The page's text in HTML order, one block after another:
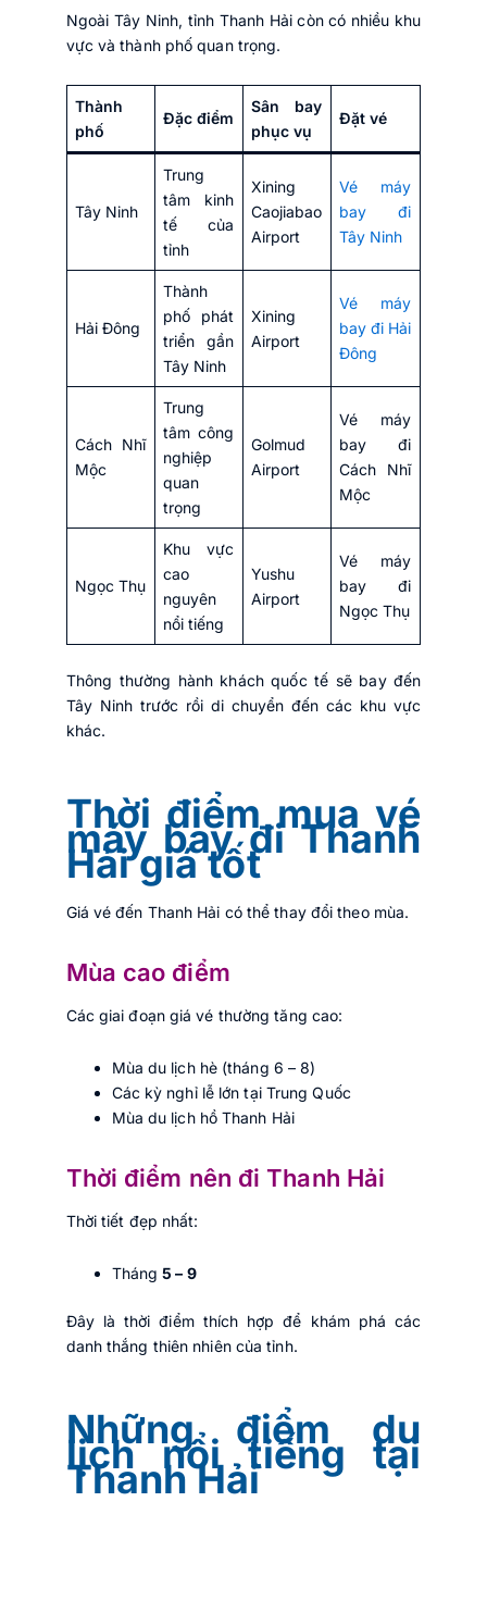
Ngoài Tây Ninh, tỉnh Thanh Hải còn có nhiều khu
vực và thành phố quan trọng.
Thành
phố
Đặc điểm
Sân bay
phục vụ
Đặt vé
Tây Ninh
Trung
tâm kinh
tế của
tỉnh
Xining
Caojiabao
Airport
Vé máy
bay đi
Tây Ninh
Hải Đông
Thành
phố phát
triển gần
Tây Ninh
Xining
Airport
Vé máy
bay đi Hải
Đông
Cách Nhĩ
Mộc
Trung
tâm công
nghiệp
quan
trọng
Golmud
Airport
Vé máy
bay đi
Cách Nhĩ
Mộc
Ngọc Thụ
Khu vực
cao
nguyên
nổi tiếng
Yushu
Airport
Vé máy
bay đi
Ngọc Thụ
Thông thường hành khách quốc tế sẽ bay đến
Tây Ninh trước rồi di chuyển đến các khu vực
khác.
Thời điểm mua vé
máy bay đi Thanh
Hải giá tốt
Giá vé đến Thanh Hải có thể thay đổi theo mùa.
Mùa cao điểm
Các giai đoạn giá vé thường tăng cao:
Mùa du lịch hè (tháng 6 – 8)
Các kỳ nghỉ lễ lớn tại Trung Quốc
Mùa du lịch hồ Thanh Hải
Thời điểm nên đi Thanh Hải
Thời tiết đẹp nhất:
Tháng5 – 9
Đây là thời điểm thích hợp để khám phá các
danh thắng thiên nhiên của tỉnh.
Những điểm du
lịch nổi tiếng tại
Thanh Hải